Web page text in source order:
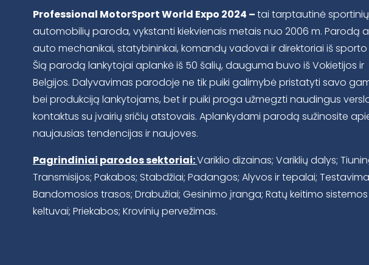
Professional MotorSport World Expo 2024 –tai tarptautinė sportinių
automobilių paroda, vykstanti kiekvienais metais nuo 2006 m. Parodą
auto mechanikai, statybininkai, komandų vadovai ir direktoriai iš sporto
Šią parodą lankytojai aplankė iš 50 šalių, dauguma buvo iš Vokietijos ir
Belgijos. Dalyvavimas parodoje ne tik puiki galimybė pristatyti savo
bei produkciją lankytojams, bet ir puiki proga užmegzti naudingus
kontaktus su įvairių sričių atstovais. Aplankydami parodą sužinosite
naujausias tendencijas ir naujoves.
Pagrindiniai parodos sektoriai:Variklio dizainas; Variklių dalys;
Transmisijos; Pakabos; Stabdžiai; Padangos; Alyvos ir tepalai;
Bandomosios trasos; Drabužiai; Gesinimo įranga; Ratų keitimo sistemos
keltuvai; Priekabos; Krovinių pervežimas.